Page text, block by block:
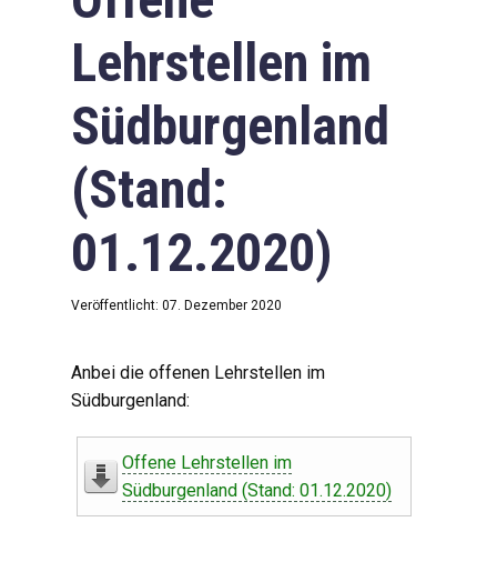
Lehrstellen im
Südburgenland
(Stand:
01.12.2020)
Veröffentlicht: 07. Dezember 2020
Anbei die offenen Lehrstellen im
Südburgenland:
Offene Lehrstellen im
Südburgenland (Stand: 01.12.2020)